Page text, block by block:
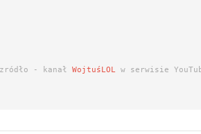
zródło - kanałWojtuśLOL w serwisie